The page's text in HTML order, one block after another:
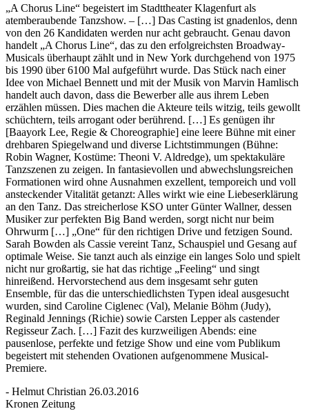
„A Chorus Line“ begeistert im Stadttheater Klagenfurt als
atemberaubende Tanzshow. – […] Das Casting ist gnadenlos, denn
von den 26 Kandidaten werden nur acht gebraucht. Genau davon
handelt „A Chorus Line“, das zu den erfolgreichsten Broadway-
Musicals überhaupt zählt und in New York durchgehend von 1975
bis 1990 über 6100 Mal aufgeführt wurde. Das Stück nach einer
Idee von Michael Bennett und mit der Musik von Marvin Hamlisch
handelt auch davon, dass die Bewerber alle aus ihrem Leben
erzählen müssen. Dies machen die Akteure teils witzig, teils gewollt
schüchtern, teils arrogant oder berührend. […] Es genügen ihr
[Baayork Lee, Regie & Choreographie] eine leere Bühne mit einer
drehbaren Spiegelwand und diverse Lichtstimmungen (Bühne:
Robin Wagner, Kostüme: Theoni V. Aldredge), um spektakuläre
Tanzszenen zu zeigen. In fantasievollen und abwechslungsreichen
Formationen wird ohne Ausnahmen exzellent, temporeich und voll
ansteckender Vitalität getanzt: Alles wirkt wie eine Liebeserklärung
an den Tanz. Das streicherlose KSO unter Günter Wallner, dessen
Musiker zur perfekten Big Band werden, sorgt nicht nur beim
Ohrwurm […] „One“ für den richtigen Drive und fetzigen Sound.
Sarah Bowden als Cassie vereint Tanz, Schauspiel und Gesang auf
optimale Weise. Sie tanzt auch als einzige ein langes Solo und spielt
nicht nur großartig, sie hat das richtige „Feeling“ und singt
hinreißend. Hervorstechend aus dem insgesamt sehr guten
Ensemble, für das die unterschiedlichsten Typen ideal ausgesucht
wurden, sind Caroline Ciglenec (Val), Melanie Böhm (Judy),
Reginald Jennings (Richie) sowie Carsten Lepper als castender
Regisseur Zach. […] Fazit des kurzweiligen Abends: eine
pausenlose, perfekte und fetzige Show und eine vom Publikum
begeistert mit stehenden Ovationen aufgenommene Musical-
Premiere.
- Helmut Christian 26.03.2016
Kronen Zeitung